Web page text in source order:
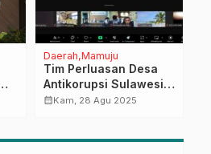
Daerah Mamuju
Tim Perluasan Desa
Antikorupsi Sulawesi
Barat Gelar Validasi
calendar_monthKam, 28 Agu 2025